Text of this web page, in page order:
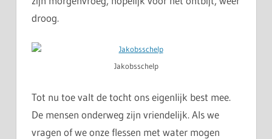
droog.
Jakobsschelp
Tot nu toe valt de tocht ons eigenlijk best mee.
De mensen onderweg zijn vriendelijk. Als we
vragen of we onze flessen met water mogen